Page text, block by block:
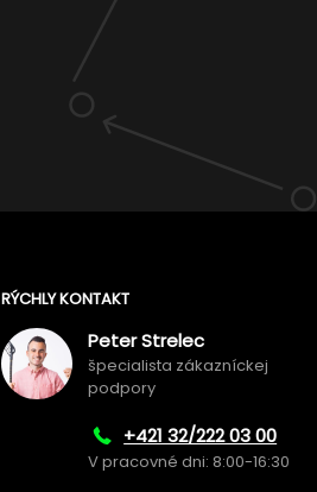
RÝCHLY KONTAKT
Peter Strelec
špecialista zákazníckej
podpory
+421 32/222 03 00
V pracovné dni: 8:00-16:30